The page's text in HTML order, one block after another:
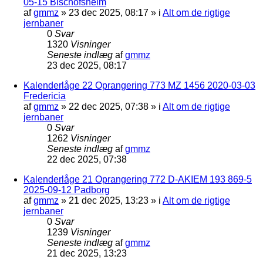
afgmmz » 23 dec 2025, 08:17 » i Alt om de rigtige
jernbaner
0 Svar
1320 Visninger
Seneste indlæg afgmmz
23 dec 2025, 08:17
Kalenderlåge 22 Oprangering 773 MZ 1456 2020-03-03
Fredericia
afgmmz » 22 dec 2025, 07:38 » i Alt om de rigtige
jernbaner
0 Svar
1262 Visninger
Seneste indlæg afgmmz
22 dec 2025, 07:38
Kalenderlåge 21 Oprangering 772 D-AKIEM 193 869-5
2025-09-12 Padborg
afgmmz » 21 dec 2025, 13:23 » i Alt om de rigtige
jernbaner
0 Svar
1239 Visninger
Seneste indlæg afgmmz
21 dec 2025, 13:23